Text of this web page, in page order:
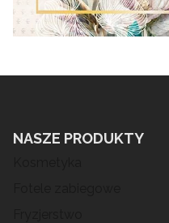
NASZE PRODUKTY